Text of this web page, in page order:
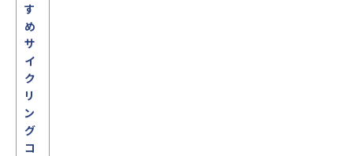
す
め
サ
イ
ク
リ
ン
グ
コ